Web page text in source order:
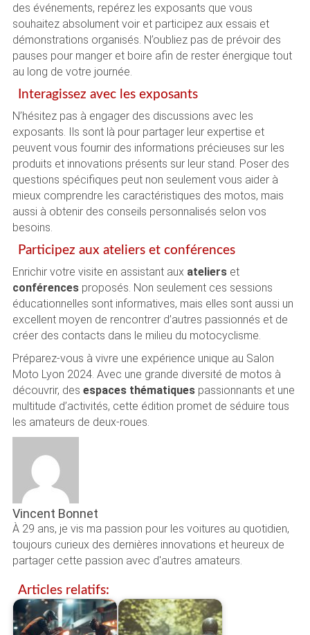
des événements, repérez les exposants que vous
souhaitez absolument voir et participez aux essais et
démonstrations organisés. N’oubliez pas de prévoir des
pauses pour manger et boire afin de rester énergique tout
au long de votre journée.
Interagissez avec les exposants
N’hésitez pas à engager des discussions avec les
exposants. Ils sont là pour partager leur expertise et
peuvent vous fournir des informations précieuses sur les
produits et innovations présents sur leur stand. Poser des
questions spécifiques peut non seulement vous aider à
mieux comprendre les caractéristiques des motos, mais
aussi à obtenir des conseils personnalisés selon vos
besoins.
Participez aux ateliers et conférences
Enrichir votre visite en assistant aux atelierset
conférencesproposés. Non seulement ces sessions
éducationnelles sont informatives, mais elles sont aussi un
excellent moyen de rencontrer d’autres passionnés et de
créer des contacts dans le milieu du motocyclisme.
Préparez-vous à vivre une expérience unique au Salon
Moto Lyon 2024. Avec une grande diversité de motos à
découvrir, des espaces thématiquespassionnants et une
multitude d’activités, cette édition promet de séduire tous
les amateurs de deux-roues.
Vincent Bonnet
À 29 ans, je vis ma passion pour les voitures au quotidien,
toujours curieux des dernières innovations et heureux de
partager cette passion avec d'autres amateurs.
Articles relatifs: